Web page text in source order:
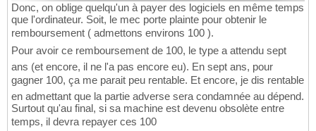
Donc, on oblige quelqu'un à payer des logiciels en même temps
que l'ordinateur. Soit, le mec porte plainte pour obtenir le
remboursement ( admettons environs 100 ).
Pour avoir ce remboursement de 100, le type a attendu sept
ans (et encore, il ne l'a pas encore eu). En sept ans, pour
gagner 100, ça me parait peu rentable. Et encore, je dis rentable
en admettant que la partie adverse sera condamnée au dépend.
Surtout qu'au final, si sa machine est devenu obsolète entre
temps, il devra repayer ces 100